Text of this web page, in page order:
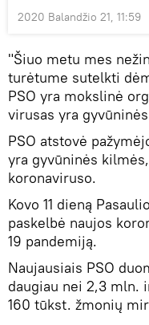
2020 Balandžio 21, 11:59
"Šiuo metu mes
turėtume sutelkti
PSO yra mokslinė
virusas yra
PSO atstovė
yra gyvūninės
koronaviruso.
Kovo 11 dieną
paskelbė naujos
19 pandemiją.
Naujausiais PSO
daugiau nei 2,3 mln.
160 tūkst. žmonių